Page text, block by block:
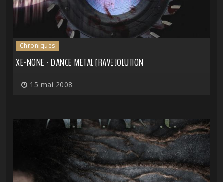
Chroniques
XE-NONE - DANCE METAL [RAVE]OLUTION
15 mai 2008